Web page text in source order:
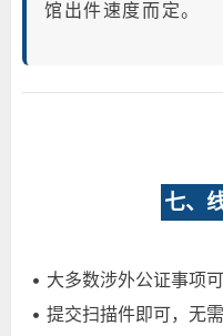
馆出件速度而定。
七、
• 大多数涉外公证事项
• 提交扫描件即可，无